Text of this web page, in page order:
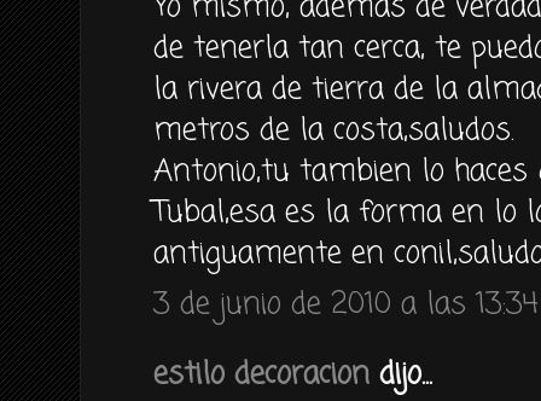
de tenerla tan cerca, te
la rivera de tierra de la
metros de la costa,saludos.
Antonio,tu tambien lo haces
Tubal,esa es la forma en lo
antiguamente en
3 de junio de 2010 a las 13:34
estilo decoracion dijo...